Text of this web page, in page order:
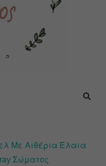
Με Αιθέρια Έλαια
Σώματος